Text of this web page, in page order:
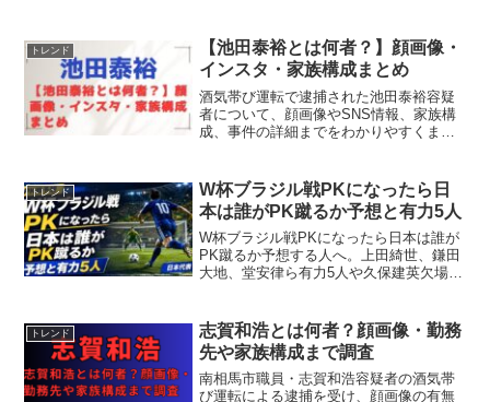
トレンド
【池田泰裕とは何者？】顔画像・
インスタ・家族構成まとめ
酒気帯び運転で逮捕された池田泰裕容疑
者について、顔画像やSNS情報、家族構
成、事件の詳細までをわかりやすくまと
トレンド
W杯ブラジル戦PKになったら日
本は誰がPK蹴るか予想と有力5人
W杯ブラジル戦PKになったら日本は誰が
PK蹴るか予想する人へ。上田綺世、鎌田
大地、堂安律ら有力5人や久保建英欠場、
ったら日本は誰がPK蹴るか予想の結論を
整理します。
トレンド
志賀和浩とは何者？顔画像・勤務
先や家族構成まで調査
南相馬市職員・志賀和浩容疑者の酒気帯
び運転による逮捕を受け、顔画像の有無